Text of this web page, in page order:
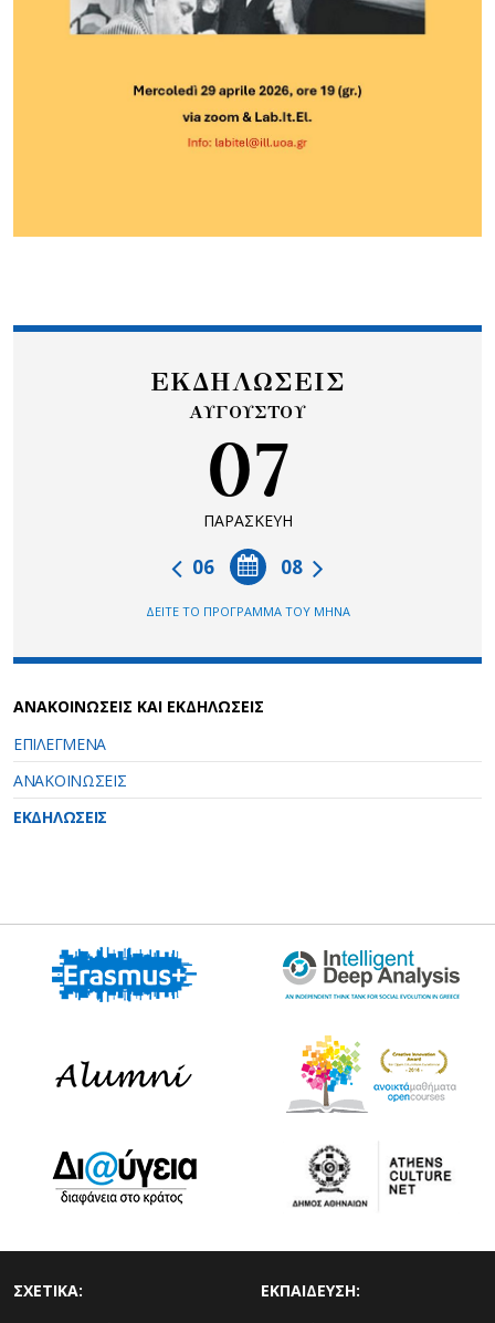
ΕΚΔΗΛΩΣΕΙΣ
ΑΥΓΟΥΣΤΟΥ
07
ΠΑΡΑΣΚΕΥΗ
08
06
ΔΕΙΤΕ ΤΟ ΠΡΟΓΡΑΜΜΑ ΤΟΥ ΜΗΝΑ
ΑΝΑΚΟΙΝΩΣΕΙΣ ΚΑΙ ΕΚΔΗΛΩΣΕΙΣ
ΕΠΙΛΕΓΜΕΝΑ
ΑΝΑΚΟΙΝΩΣΕΙΣ
ΕΚΔΗΛΩΣΕΙΣ
ΣΧΕΤΙΚΑ: ΕΚΠΑΙΔΕΥΣΗ: